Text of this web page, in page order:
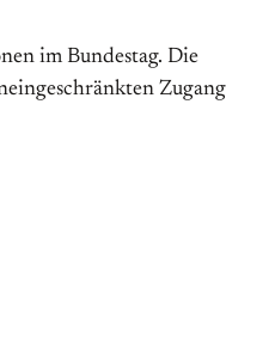
im Bundestag. Die
Zugang